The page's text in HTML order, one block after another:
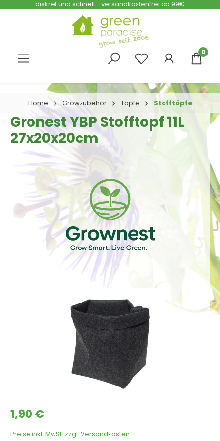
Zum Hauptinhalt springen
diskret und schnell - versandkostenfrei ab 99€
0
Home Growzubehör Töpfe Stofftöpfe
Gronest YBP Stofftopf 11L
27x20x20cm
Regulärer Preis:
1,90 €
Preise inkl. MwSt. zzgl. Versandkosten